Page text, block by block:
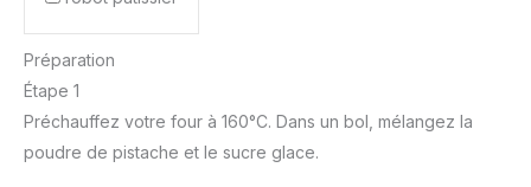
Préparation
Étape 1
Préchauffez votre four à 160°C. Dans un bol, mélangez la
poudre de pistache et le sucre glace.